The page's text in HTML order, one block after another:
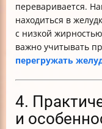
переваривается.
находиться в
с низкой
важно учитывать
перегружать
4.
и